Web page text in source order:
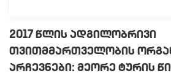
2017 წლის ადგილობრივი
თვითმმართველობის
არჩევნები: მეორე ტურის